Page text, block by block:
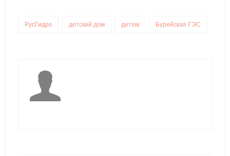
РусГидро детский дом детям Бурейская ГЭС